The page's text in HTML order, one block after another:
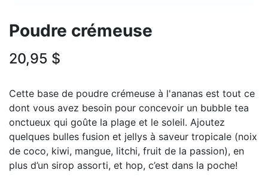
Poudre crémeuse
20,95 $
Cette base de poudre crémeuse à l'ananas est tout ce
dont vous avez besoin pour concevoir un bubble tea
onctueux qui goûte la plage et le soleil. Ajoutez
quelques bulles fusion et jellys à saveur tropicale (noix
de coco, kiwi, mangue, litchi, fruit de la passion), en
plus d’un sirop assorti, et hop, c’est dans la poche!